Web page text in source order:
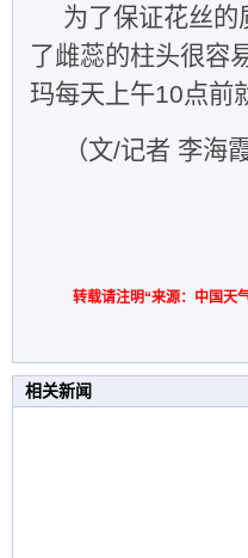
为了保证花丝
了雌蕊的柱头很容
玛每天上午10点前
（文/记者 李海
转载请注明“来源：中国天气
相关新闻